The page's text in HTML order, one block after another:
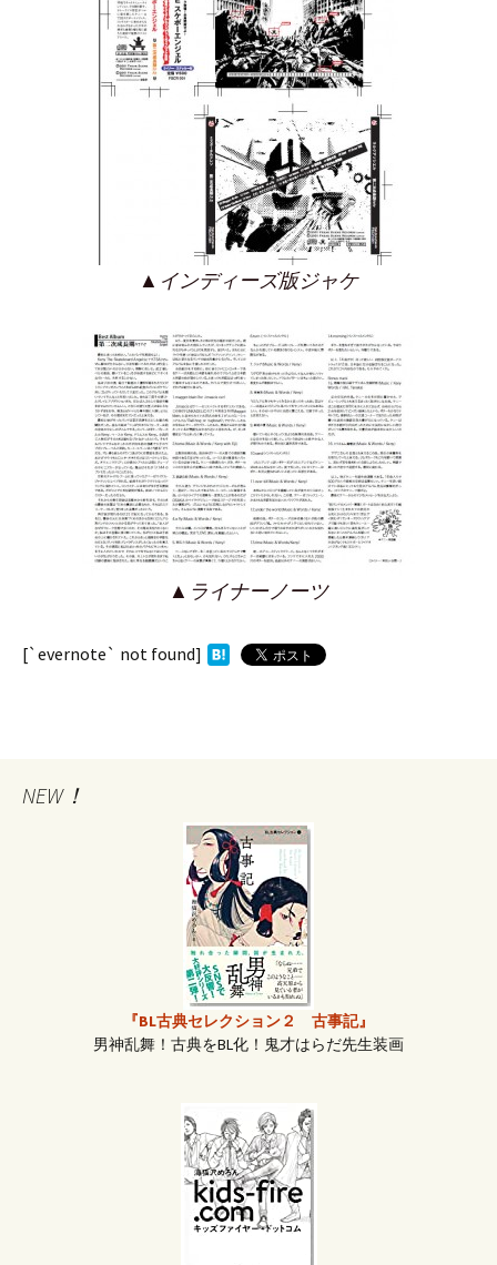
▲インディーズ版ジャケ
▲ライナーノーツ
[`evernote` not found]
NEW！
『BL古典セレクション２ 古事記』
男神乱舞！古典をBL化！鬼才はらだ先生装画